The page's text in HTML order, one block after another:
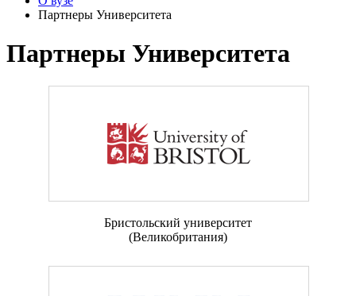
Партнеры Университета
Партнеры Университета
Бристольский университет
(Великобритания)